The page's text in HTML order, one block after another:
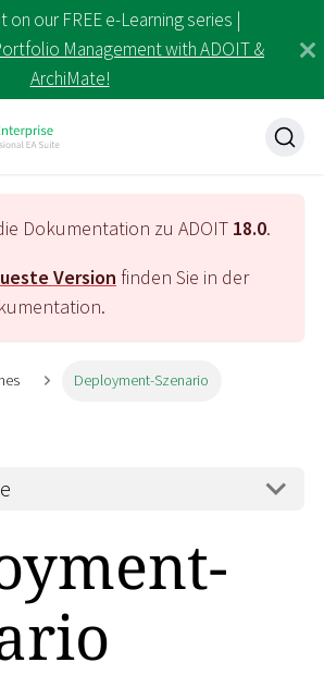
on our FREE e-Learning series |
Management with ADOIT &
ArchiMate!
Dokumentation zu ADOIT 18.0.
Version finden Sie in der
Deployment-Szenario